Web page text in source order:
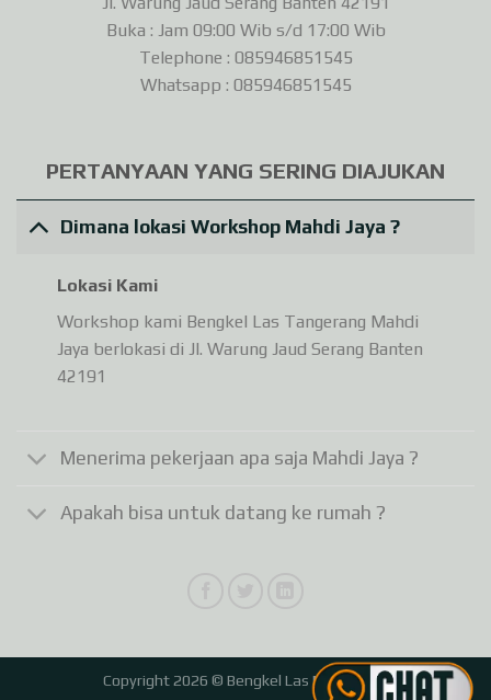
Buka : Jam 09:00 Wib s/d 17:00 Wib
Telephone : 085946851545
Whatsapp : 085946851545
PERTANYAAN YANG SERING DIAJUKAN
Dimana lokasi Workshop Mahdi Jaya ?
Lokasi Kami
Workshop kami Bengkel Las Tangerang Mahdi
Jaya berlokasi di Jl. Warung Jaud Serang Banten
42191
Menerima pekerjaan apa saja Mahdi Jaya ?
Apakah bisa untuk datang ke rumah ?
Copyright 2026 © Bengkel Las Mahdi Jaya